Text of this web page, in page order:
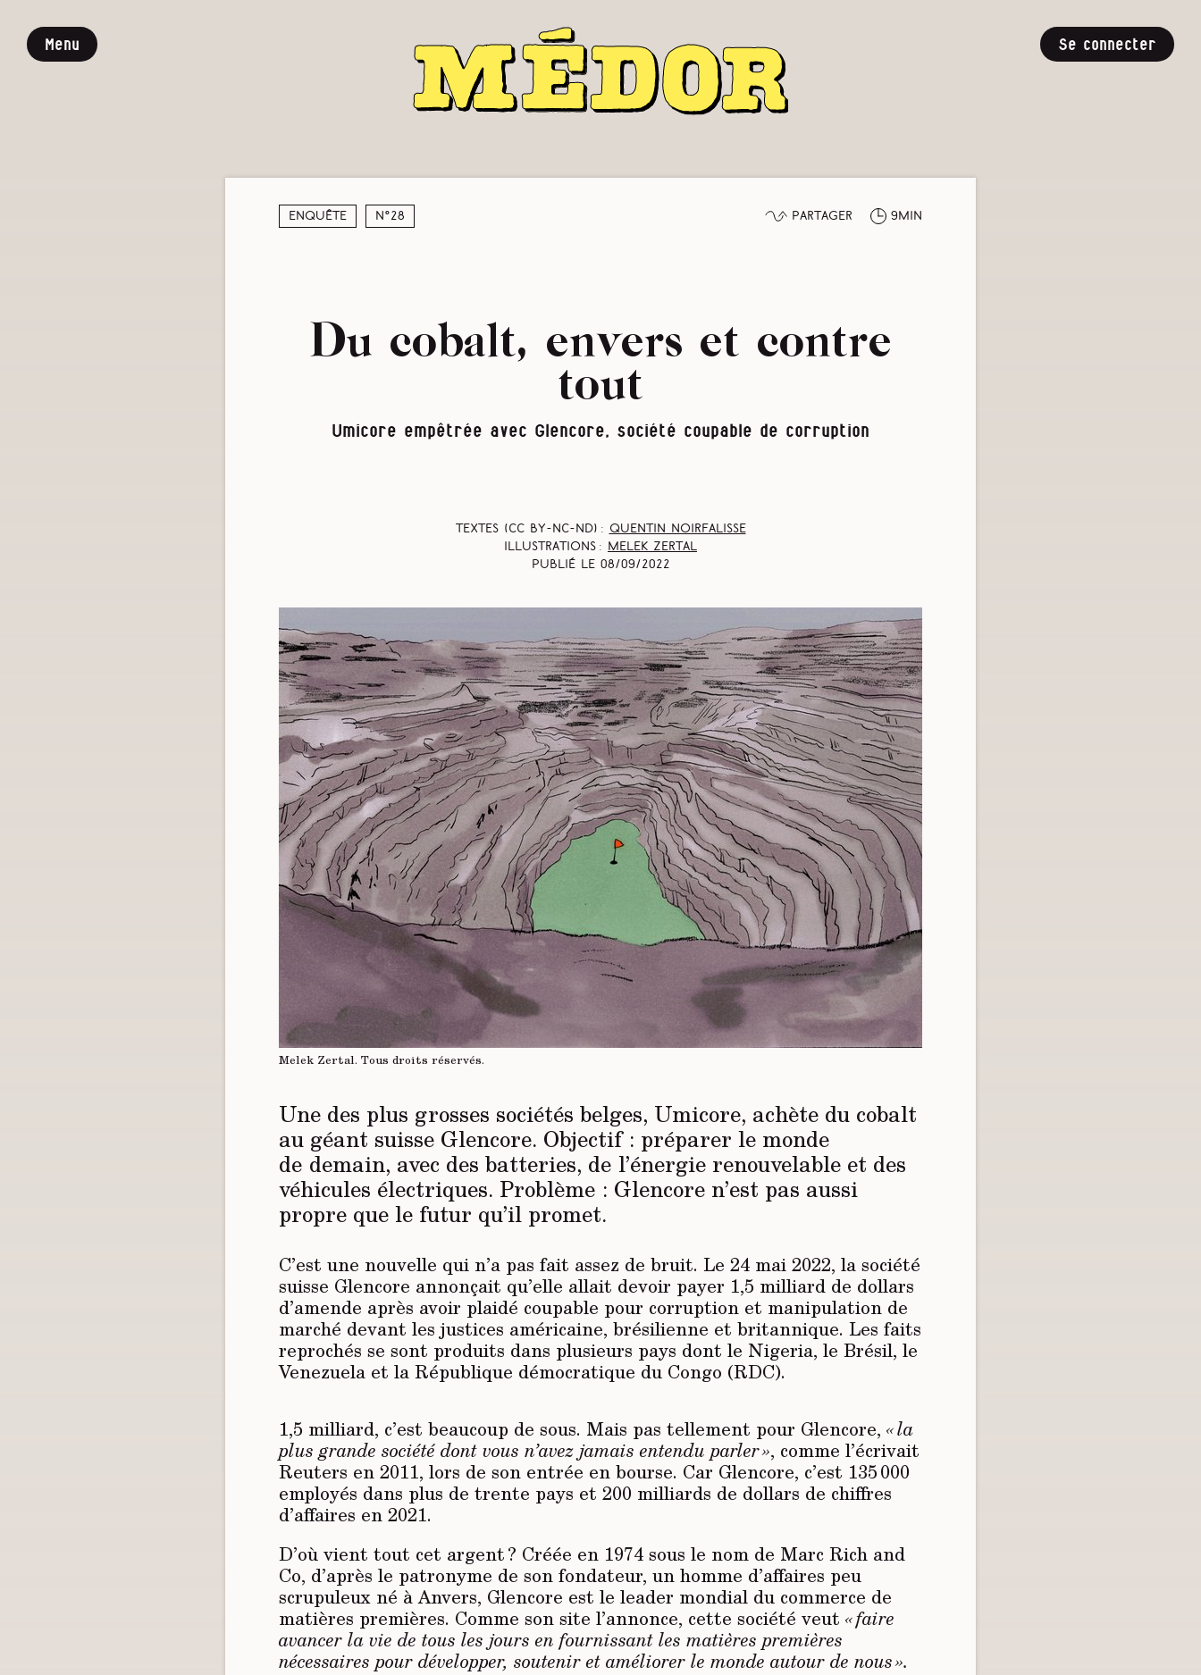
Menu Se connecter
Enquête N°28 Partager 9min
Du cobalt, envers et contre
tout
Umicore empêtrée avec Glencore, société coupable de corruption
Textes (CC BY-NC-ND) :
Quentin Noirfalisse
Illustrations :
Melek Zertal
Publié le 08/09/2022
Melek Zertal. Tous droits réservés.
Une des plus grosses sociétés belges, Umicore, achète du cobalt
au géant suisse Glencore. Objectif : préparer le monde
de demain, avec des batteries, de l’énergie renouvelable et des
véhicules électriques. Problème : Glencore n’est pas aussi
propre que le futur qu’il promet.
C’est une nouvelle qui n’a pas fait assez de bruit. Le 24 mai 2022, la société
suisse Glencore annonçait qu’elle allait devoir payer 1,5 milliard de dollars
d’amende après avoir plaidé coupable pour corruption et manipulation de
marché devant les justices américaine, brésilienne et britannique. Les faits
reprochés se sont produits dans plusieurs pays dont le Nigeria, le Brésil, le
Venezuela et la République démocratique du Congo (RDC).
1,5 milliard, c’est beaucoup de sous. Mais pas tellement pour Glencore, « la
plus grande société dont vous n’avez jamais entendu parler », comme l’écrivait
Reuters en 2011, lors de son entrée en bourse. Car Glencore, c’est 135 000
employés dans plus de trente pays et 200 milliards de dollars de chiffres
d’affaires en 2021.
D’où vient tout cet argent ? Créée en 1974 sous le nom de Marc Rich and
Co, d’après le patronyme de son fondateur, un homme d’affaires peu
scrupuleux né à Anvers, Glencore est le leader mondial du commerce de
matières premières. Comme son site l’annonce, cette société veut « faire
avancer la vie de tous les jours en fournissant les matières premières
nécessaires pour développer, soutenir et améliorer le monde autour de nous ».